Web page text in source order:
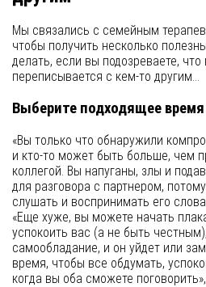
Мы связались с семейным
чтобы получить несколько
делать, если вы подозреваете,
переписывается с кем-то другим…
Выберите подходящее время
«Вы только что обнаружили
и кто-то может быть больше, чем
коллегой. Вы напуганы, злы и
для разговора с партнером,
слушать и воспринимать его
«Еще хуже, вы можете начать
успокоить вас (а не быть
самообладание, и он уйдет или
время, чтобы все обдумать,
когда вы оба сможете